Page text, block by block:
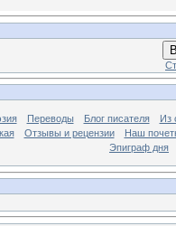
Переводы Блог писателя
Из
Отзывы и рецензии
Наш
Эпиграф дня